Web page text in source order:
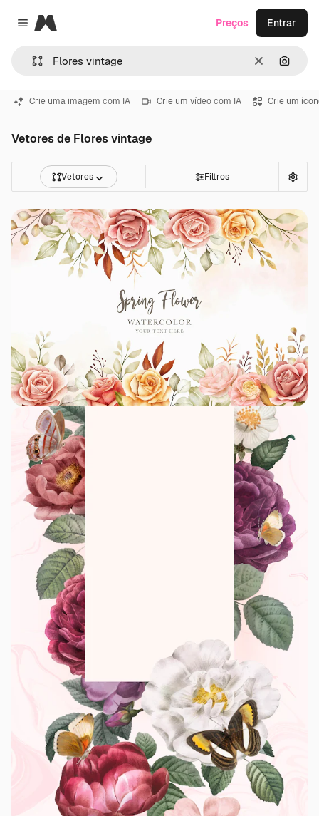
Close menu
Magnific
Limpar
Preços Entrar
Crie uma imagem com IA Crie um vídeo com IA Crie um
Vetores de Flores vintage
Vetores Filtros